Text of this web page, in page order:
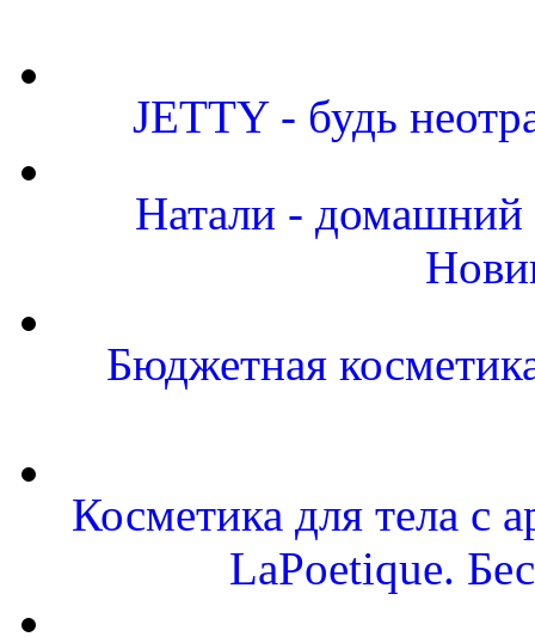
JETTY - будь
Натали - домашний
Бюджетная
Косметика для тела с
LaPoetique.